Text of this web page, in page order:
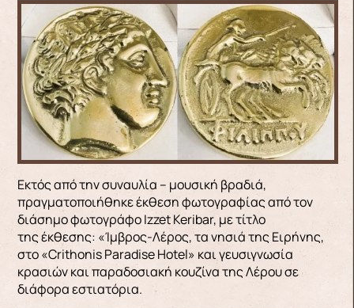
Εκτός από την συναυλία – μουσική βραδιά,
πραγματοποιήθηκε έκθεση φωτογραφίας από τον
διάσημο φωτογράφο Izzet Keribar, με τίτλο
της έκθεσης: «Ίμβρος-Λέρος, τα νησιά της Ειρήνης,
στο «Crithonis Paradise Hotel» και γευσιγνωσία
κρασιών και παραδοσιακή κουζίνα της Λέρου σε
διάφορα εστιατόρια.